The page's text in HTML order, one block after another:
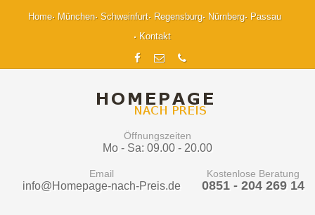
Home München Schweinfurt Regensburg Nürnberg
Passau
Kontakt
Öffnungszeiten
Mo - Sa: 09.00 - 20.00
Email
info@Homepage-nach-Preis.de
Kostenlose Beratung
0851 - 204 269 14